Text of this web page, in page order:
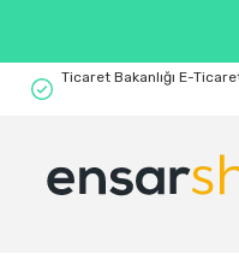
Ticaret Bakanlığı E-